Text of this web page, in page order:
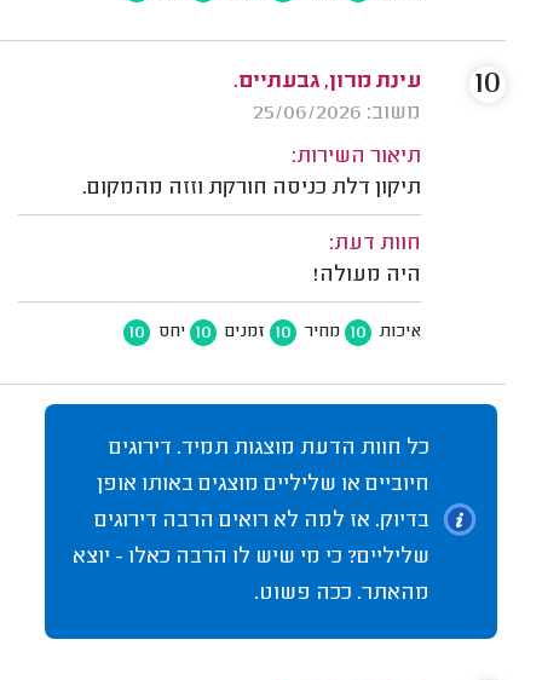
עינת מרון, גבעתיים.
משוב: 25/06/2026
תיאור השירות:
תיקון דלת כניסה חורקת וזזה מהמקום.
חוות דעת:
היה מעולה!
איכות 10 מחיר 10 זמנים 10 יחס 10
10
כל חוות הדעת מוצגות תמיד. דירוגים
חיוביים או שליליים מוצגים באותו אופן
בדיוק. אז למה לא רואים הרבה דירוגים
שליליים? כי מי שיש לו הרבה כאלו - יוצא
מהאתר. ככה פשוט.